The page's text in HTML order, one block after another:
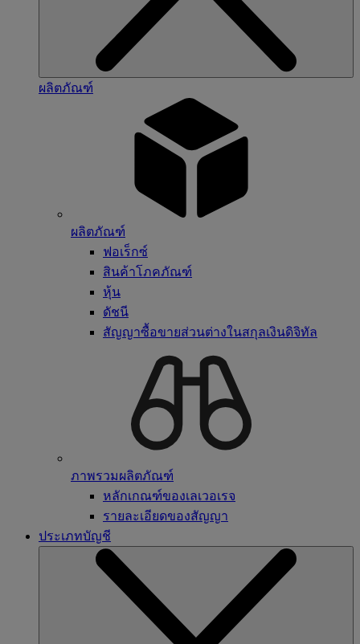
ผลิตภัณฑ์
ผลิตภัณฑ์
ฟอเร็กซ์
สินค้าโภคภัณฑ์
หุ้น
ดัชนี
สัญญาซื้อขายส่วนต่างในสกุลเงินดิจิทัล
ภาพรวมผลิตภัณฑ์
หลักเกณฑ์ของเลเวอเรจ
รายละเอียดของสัญญา
ประเภทบัญชี